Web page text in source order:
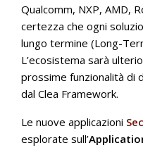
Qualcomm, NXP, AMD,
certezza che ogni
lungo termine (Long-
L’ecosistema sarà
prossime funzionalità di
dal Clea Framework.
Le nuove applicazioni
esplorate sull’